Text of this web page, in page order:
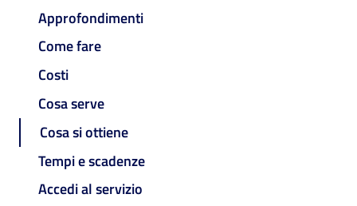
Approfondimenti
Come fare
Costi
Cosa serve
Cosa si ottiene
Tempi e scadenze
Accedi al servizio